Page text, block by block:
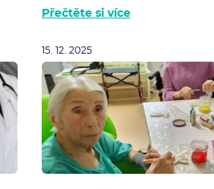
Přečtěte si více
15. 12. 2025